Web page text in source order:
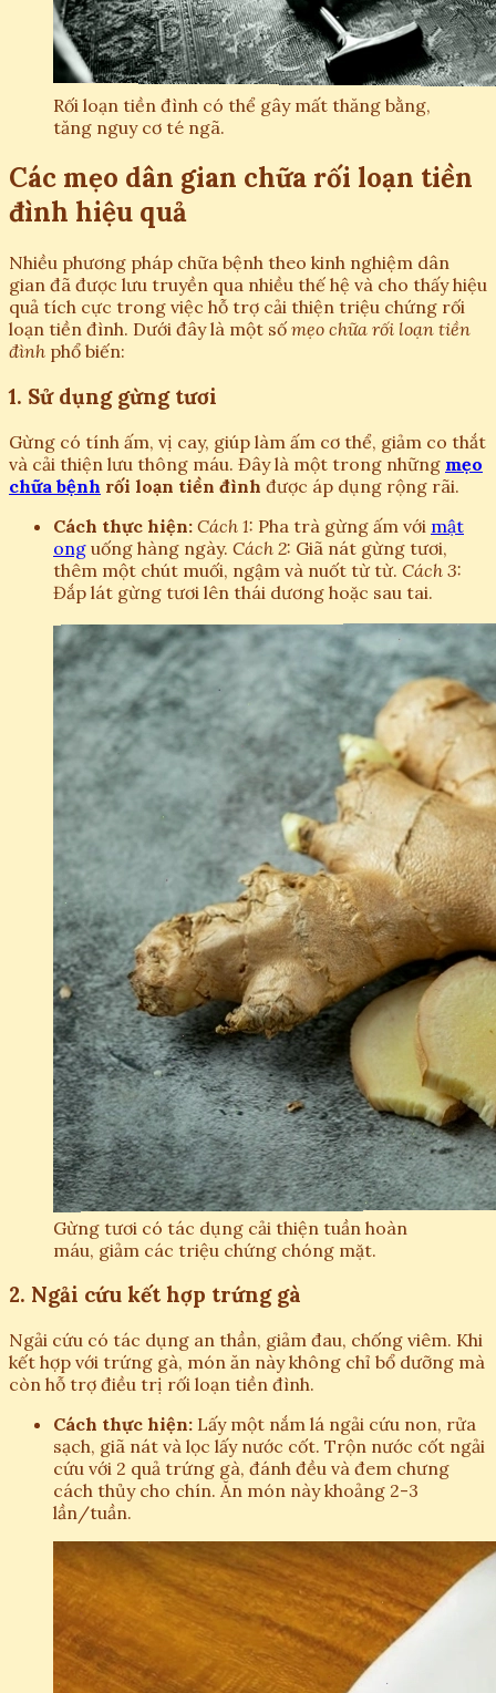
Rối loạn tiền đình có thể gây mất thăng bằng,
tăng nguy cơ té ngã.
Các mẹo dân gian chữa rối loạn tiền
đình hiệu quả
Nhiều phương pháp chữa bệnh theo kinh nghiệm dân
gian đã được lưu truyền qua nhiều thế hệ và cho thấy hiệu
quả tích cực trong việc hỗ trợ cải thiện triệu chứng rối
loạn tiền đình. Dưới đây là một sốmẹo chữa rối loạn tiền
đình phổ biến:
1. Sử dụng gừng tươi
Gừng có tính ấm, vị cay, giúp làm ấm cơ thể, giảm co thắt
và cải thiện lưu thông máu. Đây là một trong những mẹo
chữa bệnh rối loạn tiền đình được áp dụng rộng rãi.
Cách thực hiện: Cách 1: Pha trà gừng ấm với mật
ong uống hàng ngày. Cách 2: Giã nát gừng tươi,
thêm một chút muối, ngậm và nuốt từ từ. Cách 3:
Đắp lát gừng tươi lên thái dương hoặc sau tai.
Gừng tươi có tác dụng cải thiện tuần hoàn
máu, giảm các triệu chứng chóng mặt.
2. Ngải cứu kết hợp trứng gà
Ngải cứu có tác dụng an thần, giảm đau, chống viêm. Khi
kết hợp với trứng gà, món ăn này không chỉ bổ dưỡng mà
còn hỗ trợ điều trị rối loạn tiền đình.
Cách thực hiện: Lấy một nắm lá ngải cứu non, rửa
sạch, giã nát và lọc lấy nước cốt. Trộn nước cốt ngải
cứu với 2 quả trứng gà, đánh đều và đem chưng
cách thủy cho chín. Ăn món này khoảng 2-3
lần/tuần.